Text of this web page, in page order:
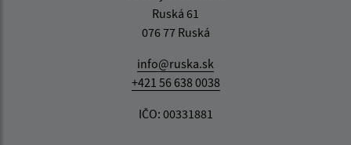
Ruská 61
076 77 Ruská
info@ruska.sk
+421 56 638 0038
IČO: 00331881